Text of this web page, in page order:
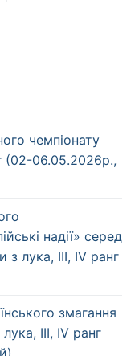
чемпіонату
(02-06.05.2026р.,
надії» серед
лука, ІІІ, IV ранг
змагання
ІІІ, IV ранг